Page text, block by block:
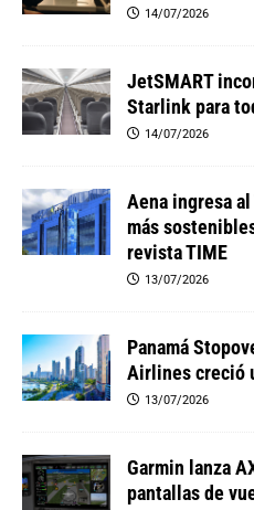
14/07/2026
JetSMART
Starlink para
14/07/2026
Aena ingresa
más
revista TIME
13/07/2026
Panamá
Airlines creció
13/07/2026
Garmin lanza
pantallas de